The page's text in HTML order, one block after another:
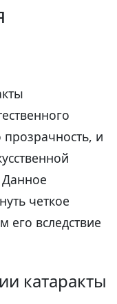
прозрачность, и
четкое
его вследствие
катаракты